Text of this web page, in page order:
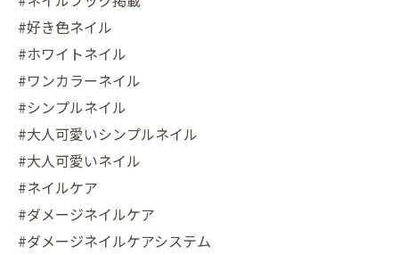
#好き色ネイル
#ホワイトネイル
#ワンカラーネイル
#シンプルネイル
#大人可愛いシンプルネイル
#大人可愛いネイル
#ネイルケア
#ダメージネイルケア
#ダメージネイルケアシステム